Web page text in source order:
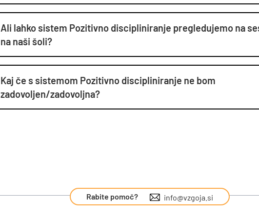
Ali lahko sistem Pozitivno discipliniranje pregledujemo na
na naši šoli?
Kaj če s sistemom Pozitivno discipliniranje ne bom
zadovoljen/zadovoljna?
Rabite pomoč? info@vzgoja.si